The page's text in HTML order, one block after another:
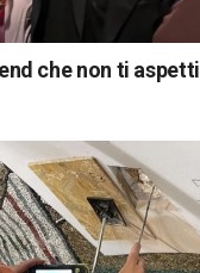
che non ti aspetti